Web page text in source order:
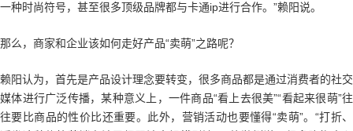
一种时尚符号，甚至很多顶级品牌都与卡通ip进行合作。”赖阳说。
那么，商家和企业该如何走好产品“卖萌”之路呢？
赖阳认为，首先是产品设计理念要转变，很多商品都是通过消费者的社交
媒体进行广泛传播，某种意义上，一件商品“看上去很美”“看起来很萌”往
往要比商品的性价比还重要。此外，营销活动也要懂得“卖萌”。“打折、